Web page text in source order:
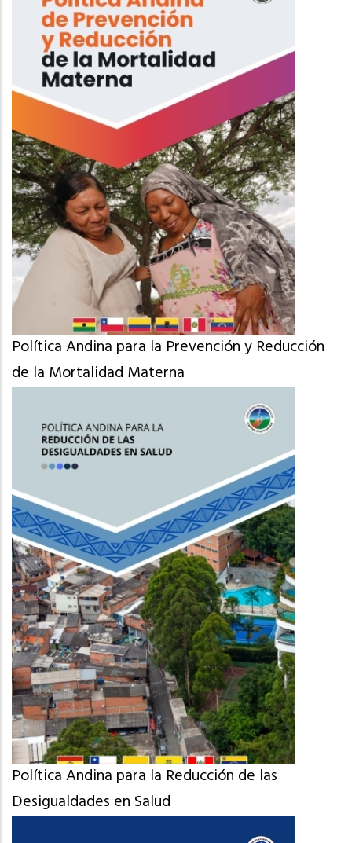
Política Andina para la Prevención y Reducción
de la Mortalidad Materna
Política Andina para la Reducción de las
Desigualdades en Salud